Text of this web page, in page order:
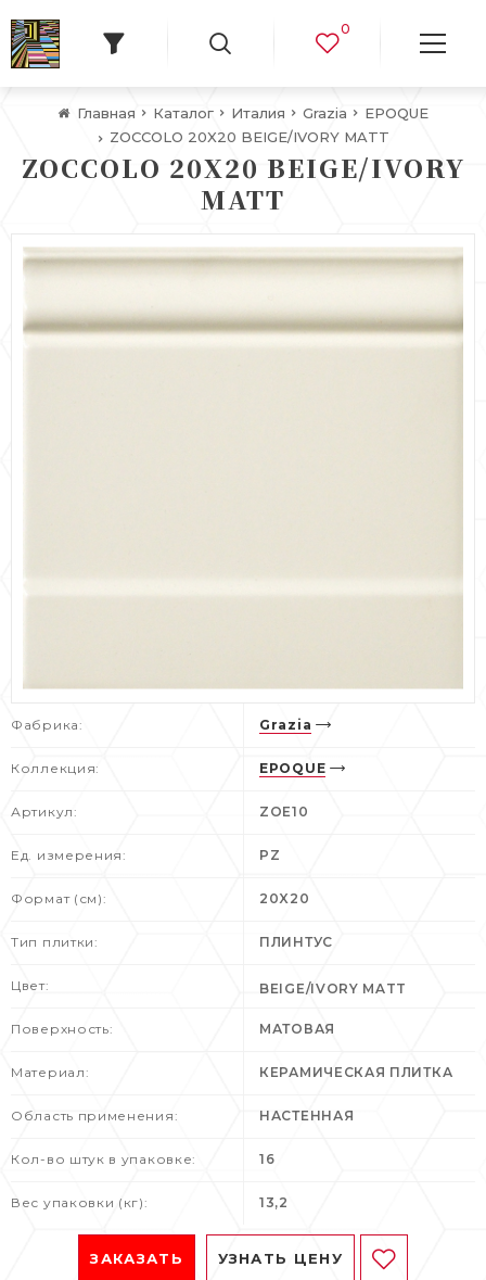
0
Главная Каталог Италия Grazia
EPOQUE
ZOCCOLO 20X20 BEIGE/IVORY MATT
ZOCCOLO 20X20 BEIGE/IVORY
MATT
Фабрика: Grazia
Коллекция: EPOQUE
Артикул: ZOE10
Ед. измерения: PZ
Формат (см): 20X20
Тип плитки: ПЛИНТУС
Цвет: BEIGE/IVORY MATT
Поверхность: МАТОВАЯ
Материал: КЕРАМИЧЕСКАЯ ПЛИТКА
Область применения: НАСТЕННАЯ
Кол-во штук в упаковке: 16
Вес упаковки (кг): 13,2
ЗАКАЗАТЬ УЗНАТЬ ЦЕНУ